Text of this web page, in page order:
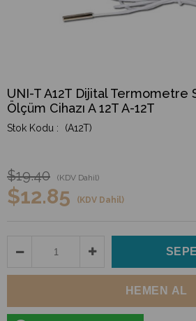
UNI-T A12T Dijital Termometre
Ölçüm Cihazı A 12T A-12T
(A12T)
$19.40 (KDV Dahil)
$12.85 (KDV Dahil)